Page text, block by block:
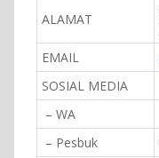
ALAMAT
EMAIL
SOSIAL MEDIA
– WA
– Pesbuk